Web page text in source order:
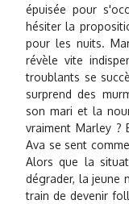
épuisée pour
hésiter la
pour les nuits.
révèle vite
troublants se
surprend des
son mari et la
vraiment Marley ?
Ava se sent
Alors que la
dégrader, la jeune
train de devenir